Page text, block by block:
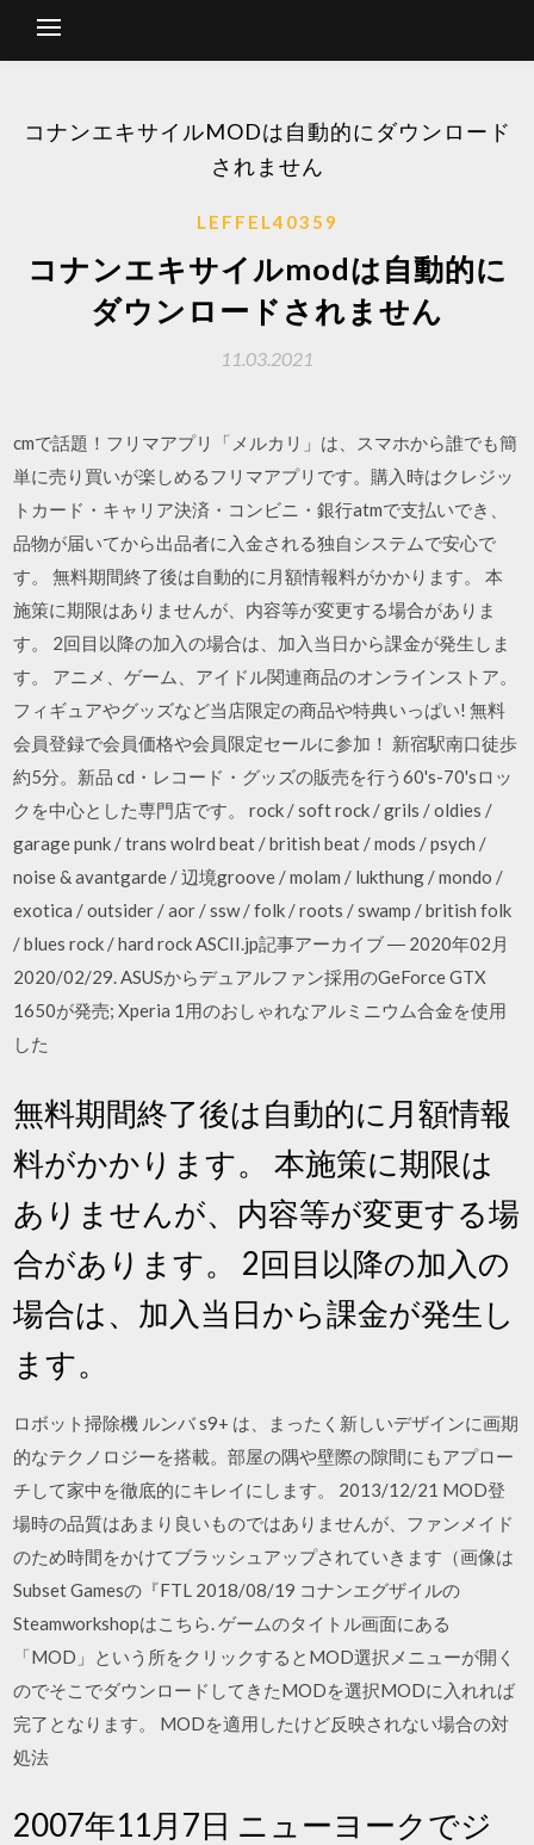
コナンエキサイルMODは自動的にダウンロード
されません
LEFFEL40359
コナンエキサイルmodは自動的に
ダウンロードされません
11.03.2021
cmで話題！フリマアプリ「メルカリ」は、スマホから誰でも簡
単に売り買いが楽しめるフリマアプリです。購入時はクレジッ
トカード・キャリア決済・コンビニ・銀行atmで支払いでき、
品物が届いてから出品者に入金される独自システムで安心で
す。 無料期間終了後は自動的に月額情報料がかかります。 本
施策に期限はありませんが、内容等が変更する場合がありま
す。 2回目以降の加入の場合は、加入当日から課金が発生しま
す。 アニメ、ゲーム、アイドル関連商品のオンラインストア。
フィギュアやグッズなど当店限定の商品や特典いっぱい! 無料
会員登録で会員価格や会員限定セールに参加！ 新宿駅南口徒歩
約5分。新品 cd・レコード・グッズの販売を行う60's-70'sロッ
クを中心とした専門店です。 rock / soft rock / grils / oldies /
garage punk / trans wolrd beat / british beat / mods / psych /
noise & avantgarde / 辺境groove / molam / lukthung / mondo /
exotica / outsider / aor / ssw / folk / roots / swamp / british folk
/ blues rock / hard rock ASCII.jp記事アーカイブ ― 2020年02月
2020/02/29. ASUSからデュアルファン採用のGeForce GTX
1650が発売; Xperia 1用のおしゃれなアルミニウム合金を使用
した
無料期間終了後は自動的に月額情報
料がかかります。 本施策に期限は
ありませんが、内容等が変更する場
合があります。 2回目以降の加入の
場合は、加入当日から課金が発生し
ます。
ロボット掃除機 ルンバ s9+ は、まったく新しいデザインに画期
的なテクノロジーを搭載。部屋の隅や壁際の隙間にもアプロー
チして家中を徹底的にキレイにします。 2013/12/21 MOD登
場時の品質はあまり良いものではありませんが、ファンメイド
のため時間をかけてブラッシュアップされていきます（画像は
Subset Gamesの『FTL 2018/08/19 コナンエグザイルの
Steamworkshopはこちら. ゲームのタイトル画面にある
「MOD」という所をクリックするとMOD選択メニューが開く
のでそこでダウンロードしてきたMODを選択MODに入れれば
完了となります。 MODを適用したけど反映されない場合の対
処法
2007年11月7日 ニューヨークでジ